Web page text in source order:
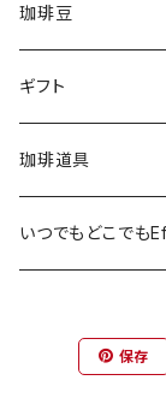
毎月1回200ｇ×3 ※
毎月１回200g×6※
毎２週間１回
毎2か月１回
毎月1回Effect
珈琲豆
タンザニア・ルカ
東ティモール フェ
メキシコ ヌーイ
ペルー アンデス
ギフト
珈琲道具
手動ミル カリタ
電動ミル カリタ
いつでもどこでも
いつでもどこで
保存